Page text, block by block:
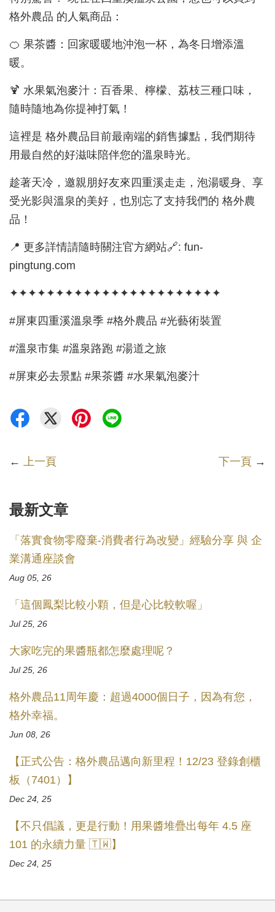
格外農品 的人氣商品：
🍊 果茶醬：回家暖暖地沖泡一杯，為冬日增添溫
暖。
🍹 水果氣泡麥汁：百香果、檸檬、荔枝三種口味，
隨時隨地為你提神打氣！
這裡是 格外農品目前最南端的銷售據點，我們期待
用最自然的好滋味陪伴您的溫泉時光。
趁著天冷，邀親朋好友來四重溪走走，泡湯暖身、享
受光影與溫泉的美好，也別忘了支持我們的 格外農
品！
📍 更多詳情請隨時關注官方網站🔗: fun-
pingtung.com
✦✦✦✦✦✦✦✦✦✦✦✦✦✦✦✦✦✦✦✦✦✦✦
#屏東四重溪溫泉季 #格外農品 #光藝術裝置
#溫泉市集 #溫泉路跑 #湯道之旅
#屏東必去景點 #果茶醬 #水果氣泡麥汁
← 上一頁 下一頁 →
最新文章
「落實食物零廢棄-消費者行為改變」經驗分享 與 企
業溝通座談會
Aug 05, 26
「這個鳳梨比較小顆，但是心比較軟喔」
Jul 25, 26
大家吃完的果醬瓶都怎麼處理呢？
Jul 25, 26
格外農品11周年慶：超過4000個日子，因為有您，
格外幸福。
Jun 08, 26
【正式公告：格外農品邁向新里程！12/23 登錄創櫃
板（7401）】
Dec 24, 25
【不只倡議，更是行動！用果醬堆疊出每年 4.5 座
101 的永續力量 🇹🇼】
Dec 24, 25